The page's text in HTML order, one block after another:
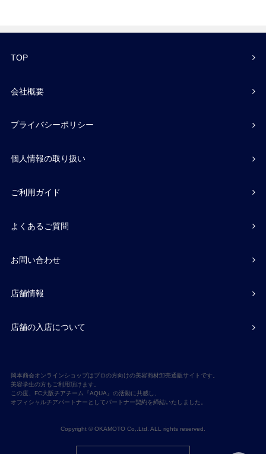
TOP
会社概要
プライバシーポリシー
個人情報の取り扱い
ご利用ガイド
よくあるご質問
お問い合わせ
店舗情報
店舗の入店について
岡本商会オンラインショップはプロの方向けの美容商材卸売通販サイトです。
美容学生の方もご利用頂けます。
この度、FC大阪チアチーム『AQUA』の活動に共感し、
オフィシャルチアパートナーとしてパートナー契約を締結いたしました。
Copyright © OKAMOTO Co,.Ltd. ALL rights reserved.